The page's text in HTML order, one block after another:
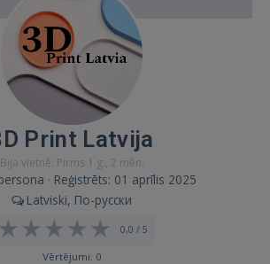
Print Latvija
Bija vietnē: Pirms 1 g., 2 mēn.
· Reģistrēts: 01 aprīlis 2025
Latviski, По-русски
0,0 / 5
Vērtējumi: 0